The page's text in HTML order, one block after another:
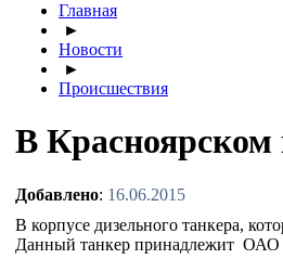
Главная
►
Новости
►
Происшествия
В Красноярском
Добавлено: 16.06.2015
В корпусе дизельного танкера,
Данный танкер принадлежит ОАО